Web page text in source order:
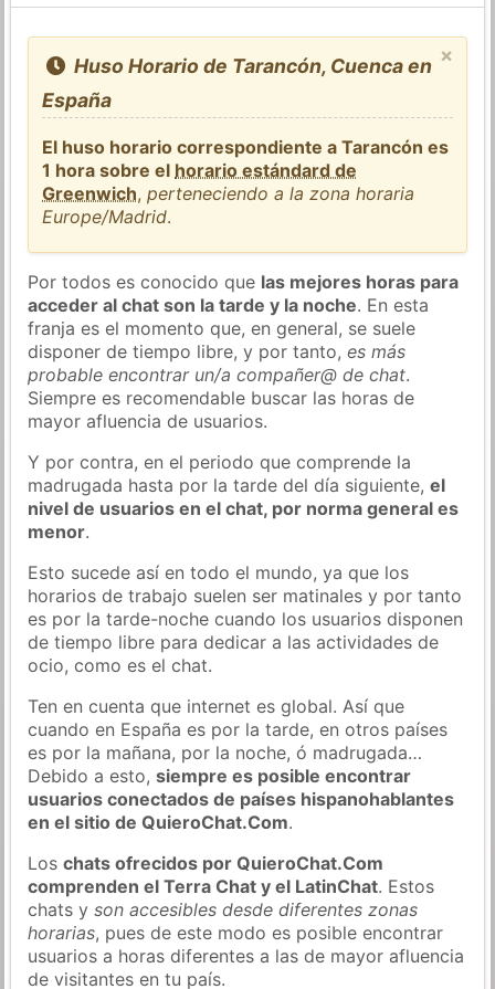
×
Huso Horario de Tarancón, Cuenca en
España
El huso horario correspondiente a Tarancón es
1 hora sobre el horario estándard de
Greenwich,perteneciendo a la zona horaria
Europe/Madrid.
Por todos es conocido que las mejores horas para
acceder al chat son la tarde y la noche. En esta
franja es el momento que, en general, se suele
disponer de tiempo libre, y por tanto,es más
probable encontrar un/a compañer@ de chat.
Siempre es recomendable buscar las horas de
mayor afluencia de usuarios.
Y por contra, en el periodo que comprende la
madrugada hasta por la tarde del día siguiente,el
nivel de usuarios en el chat, por norma general es
menor.
Esto sucede así en todo el mundo, ya que los
horarios de trabajo suelen ser matinales y por tanto
es por la tarde-noche cuando los usuarios disponen
de tiempo libre para dedicar a las actividades de
ocio, como es el chat.
Ten en cuenta que internet es global. Así que
cuando en España es por la tarde, en otros países
es por la mañana, por la noche, ó madrugada…
Debido a esto,siempre es posible encontrar
usuarios conectados de países hispanohablantes
en el sitio de QuieroChat.Com.
Loschats ofrecidos por QuieroChat.Com
comprenden el Terra Chat y el LatinChat. Estos
chats yson accesibles desde diferentes zonas
horarias, pues de este modo es posible encontrar
usuarios a horas diferentes a las de mayor afluencia
de visitantes en tu país.